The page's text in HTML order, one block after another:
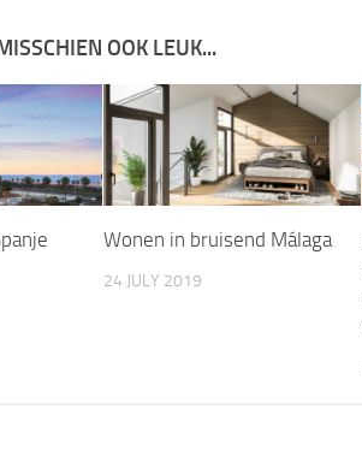
OOK LEUK...
Wonen in bruisend Málaga
24 JULY 2019